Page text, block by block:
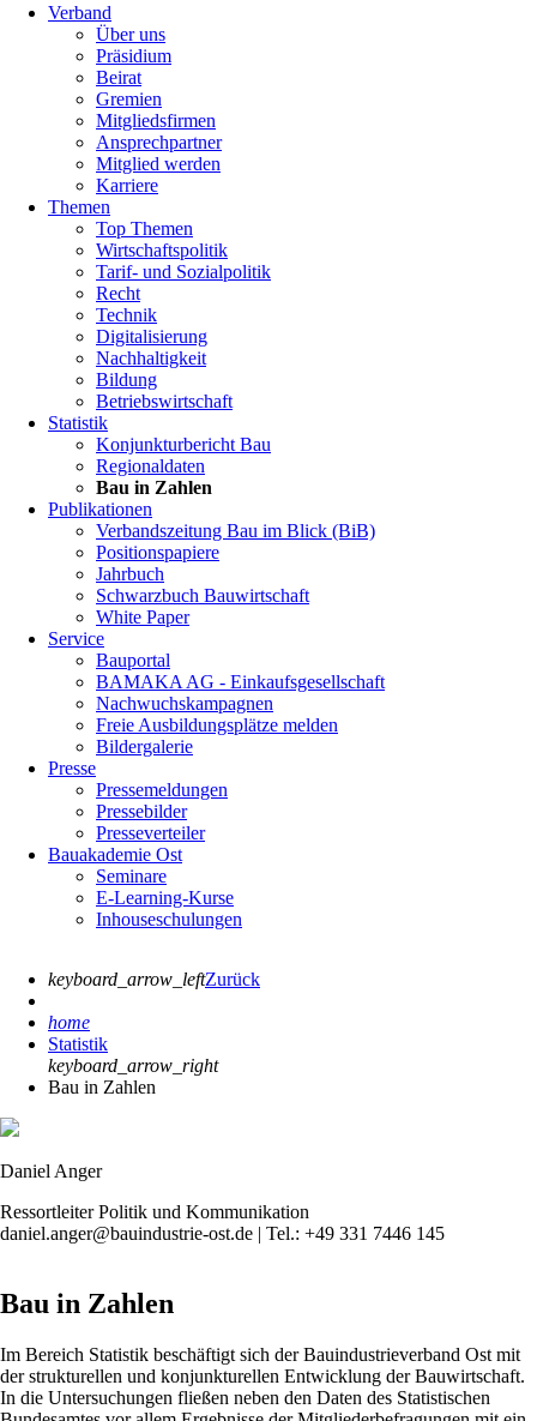
Verband
Über uns
Präsidium
Beirat
Gremien
Mitgliedsfirmen
Ansprechpartner
Mitglied werden
Karriere
Themen
Top Themen
Wirtschaftspolitik
Tarif- und Sozialpolitik
Recht
Technik
Digitalisierung
Nachhaltigkeit
Bildung
Betriebswirtschaft
Statistik
Konjunkturbericht Bau
Regionaldaten
Bau in Zahlen
Publikationen
Verbandszeitung Bau im Blick (BiB)
Positionspapiere
Jahrbuch
Schwarzbuch Bauwirtschaft
White Paper
Service
Bauportal
BAMAKA AG - Einkaufsgesellschaft
Nachwuchskampagnen
Freie Ausbildungsplätze melden
Bildergalerie
Presse
Pressemeldungen
Pressebilder
Presseverteiler
Bauakademie Ost
Seminare
E-Learning-Kurse
Inhouseschulungen
keyboard_arrow_leftZurück
home
Statistik
keyboard_arrow_right
Bau in Zahlen
Daniel Anger
Ressortleiter Politik und Kommunikation
daniel.anger@bauindustrie-ost.de | Tel.: +49 331 7446 145
Bau in Zahlen
Im Bereich Statistik beschäftigt sich der Bauindustrieverband Ost mit
der strukturellen und konjunkturellen Entwicklung der Bauwirtschaft.
In die Untersuchungen fließen neben den Daten des Statistischen